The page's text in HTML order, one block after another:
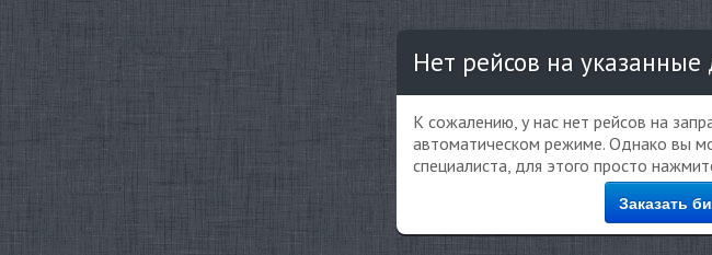
Нет рейсов на указанные
К сожалению, у нас нет рейсов на
автоматическом режиме. Однако вы
специалиста, для этого просто
Заказать